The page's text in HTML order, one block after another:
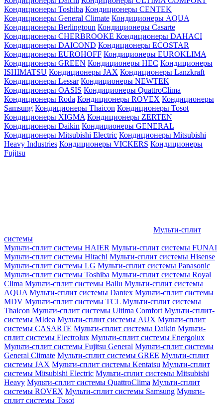
Кондиционеры Toshiba Кондиционеры CENTEK
Кондиционеры General Climate Кондиционеры AQUA
Кондиционеры Berlingtoun Кондиционеры Casarte
Кондиционеры CHERBROOKE Кондиционеры DAHACI
Кондиционеры DAICOND Кондиционеры ECOSTAR
Кондиционеры EUROHOFF Кондиционеры EUROKLIMA
Кондиционеры GREEN Кондиционеры HEC Кондиционеры
ISHIMATSU Кондиционеры JAX Кондиционеры Lanzkraft
Кондиционеры Lessar Кондиционеры NEWTEK
Кондиционеры OASIS Кондиционеры QuattroClima
Кондиционеры Roda Кондиционеры ROVEX Кондиционеры
Samsung Кондиционеры Thaicon Кондиционеры Tosot
Кондиционеры XIGMA Кондиционеры ZERTEN
Кондиционеры Daikin Кондиционеры GENERAL
Кондиционеры Mitsubishi Electric Кондиционеры Mitsubishi
Heavy Industries Кондиционеры VICKERS Кондиционеры
Fujitsu
Мульти-сплит
системы
Мульти-сплит системы HAIER Мульти-сплит системы FUNAI
Мульти-сплит системы Hitachi Мульти-сплит системы Hisense
Мульти-сплит системы LG Мульти-сплит системы Panasonic
Мульти-сплит системы Toshiba Мульти-сплит системы Royal
Clima Мульти-сплит системы Ballu Мульти-сплит системы
AQUA Мульти-сплит системы Dantex Мульти-сплит системы
MDV Мульти-сплит системы TCL Мульти-сплит системы
Thaicon Мульти-сплит системы Ultima Comfort Мульти-сплит-
системы MIdea Мульти-сплит системы AUX Мульти-сплит
системы CASARTE Мульти-сплит системы Daikin Мульти-
сплит системы Electrolux Мульти-сплит системы Energolux
Мульти-сплит системы Fujitsu General Мульти-сплит системы
General Climate Мульти-сплит системы GREE Мульти-сплит
системы JAX Мульти-сплит системы Kentatsu Мульти-сплит
системы Mitsubishi Electric Мульти-сплит системы Mitsubishi
Heavy Мульти-сплит системы QuattroClima Мульти-сплит
системы ROVEX Мульти-сплит системы Samsung Мульти-
сплит системы Tosot